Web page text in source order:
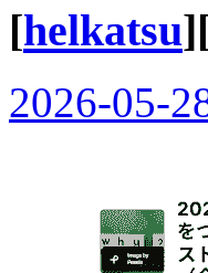
[helkatsu
2026-05-